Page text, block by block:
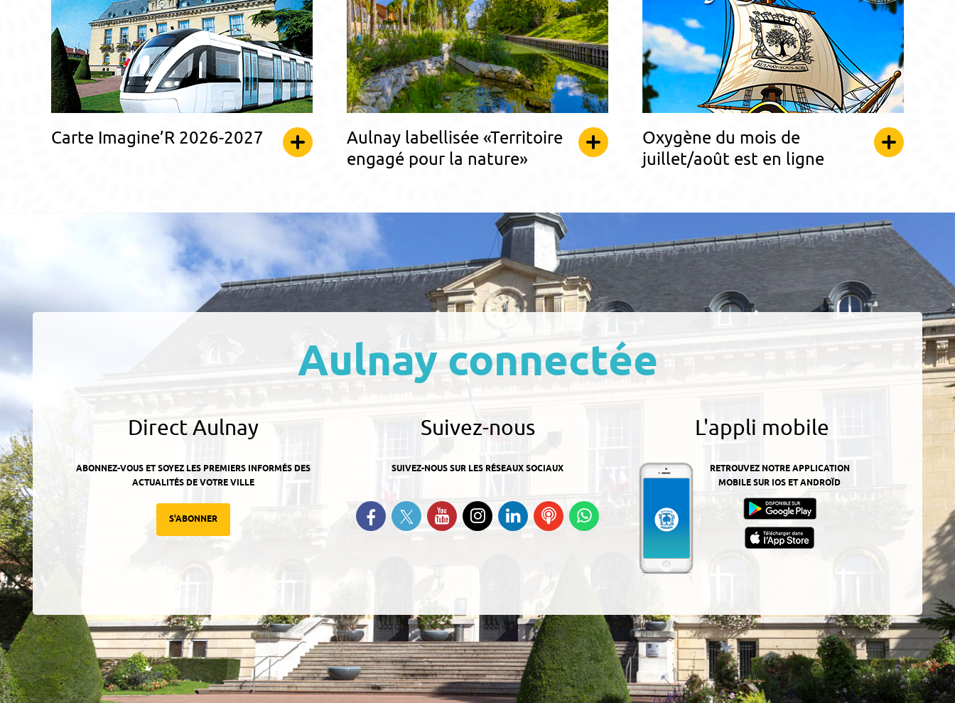
Carte Imagine’R 2026-2027
Aulnay labellisée «Territoire
engagé pour la nature»
Oxygène du mois de
juillet/août est en ligne
Aulnay connectée
Direct Aulnay
ABONNEZ-VOUS ET SOYEZ LES PREMIERS INFORMÉS DES
ACTUALITÉS DE VOTRE VILLE
S'ABONNER
Suivez-nous
SUIVEZ-NOUS SUR LES RÉSEAUX SOCIAUX
Retrouvez-nous sur Facebook
Suivez-nous sur Twitter
Suivez-nous sur YouTube
Suivez-nous sur
Instagram
Retrouvez-nous
sur Linkedin
Ecoutez
nos
L'appli mobile
RETROUVEZ NOTRE APPLICATION
MOBILE SUR IOS ET ANDROÏD